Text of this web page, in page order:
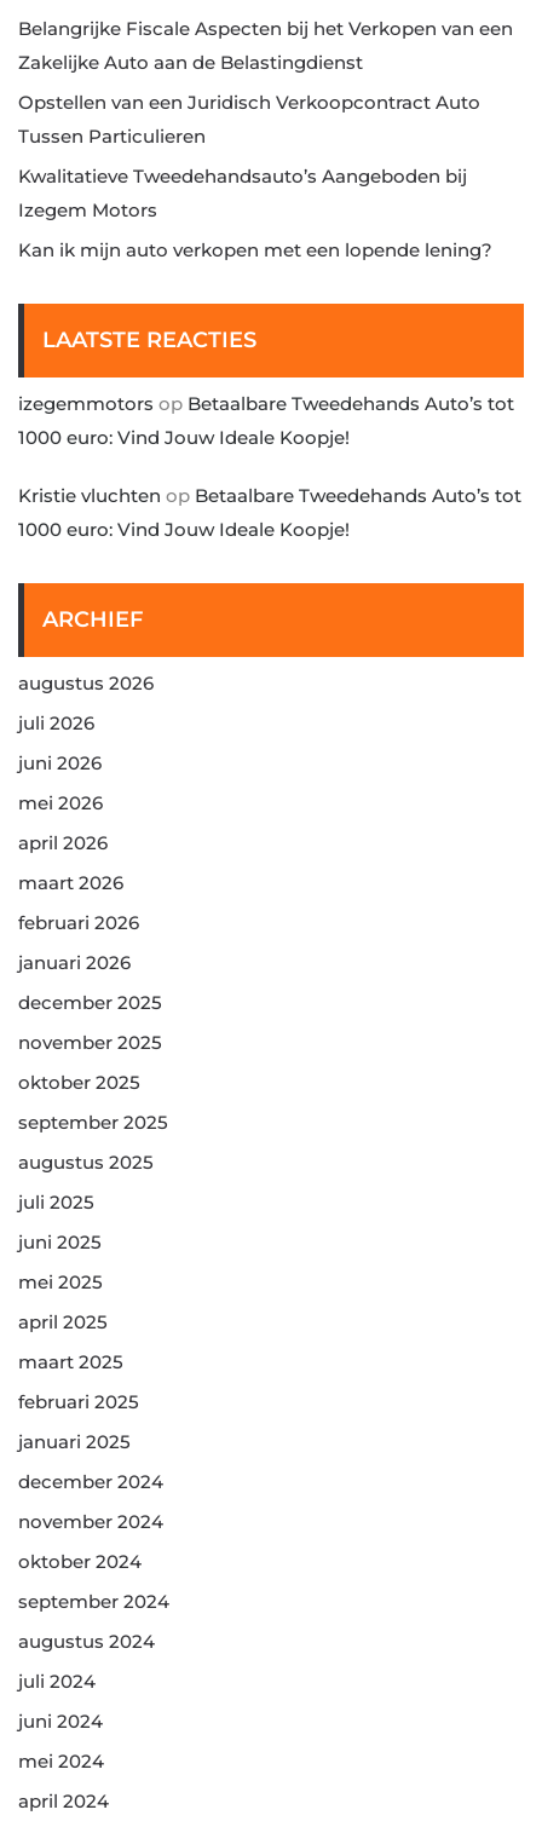
Belangrijke Fiscale Aspecten bij het Verkopen van een
Zakelijke Auto aan de Belastingdienst
Opstellen van een Juridisch Verkoopcontract Auto
Tussen Particulieren
Kwalitatieve Tweedehandsauto’s Aangeboden bij
Izegem Motors
Kan ik mijn auto verkopen met een lopende lening?
LAATSTE REACTIES
izegemmotors op Betaalbare Tweedehands Auto’s tot
1000 euro: Vind Jouw Ideale Koopje!
Kristie vluchten op Betaalbare Tweedehands Auto’s tot
1000 euro: Vind Jouw Ideale Koopje!
ARCHIEF
augustus 2026
juli 2026
juni 2026
mei 2026
april 2026
maart 2026
februari 2026
januari 2026
december 2025
november 2025
oktober 2025
september 2025
augustus 2025
juli 2025
juni 2025
mei 2025
april 2025
maart 2025
februari 2025
januari 2025
december 2024
november 2024
oktober 2024
september 2024
augustus 2024
juli 2024
juni 2024
mei 2024
april 2024